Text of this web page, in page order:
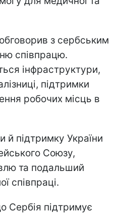
з сербським
співпрацю.
інфраструктури,
підтримки
робочих місць в
й підтримку України
Союзу,
та подальший
співпраці.
Сербія підтримує